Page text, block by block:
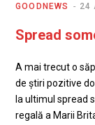
GOODNEWS 24
Spread
A mai trecut o
de știri pozitive
la ultimul spread
regală a Marii